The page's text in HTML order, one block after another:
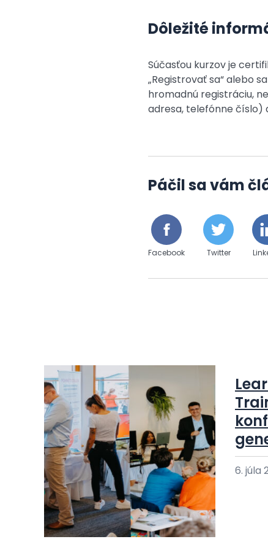
Dôležité
Súčasťou kurzov je
„Registrovať sa“ alebo
hromadnú registráciu,
adresa, telefónne číslo)
Páčil sa vám
Facebook Twitter
6. júla